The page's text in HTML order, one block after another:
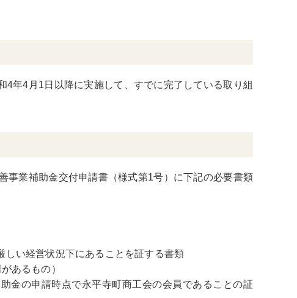
年4月1日以降に実施して、すでに完了している取り組
事業補助金交付申請書（様式第1号）に下記の必要書類
しい経営状況下にあることを証する書類
あるもの）
金の申請時点で永平寺町商工会の会員であることの証